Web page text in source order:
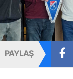
PAYLAŞ